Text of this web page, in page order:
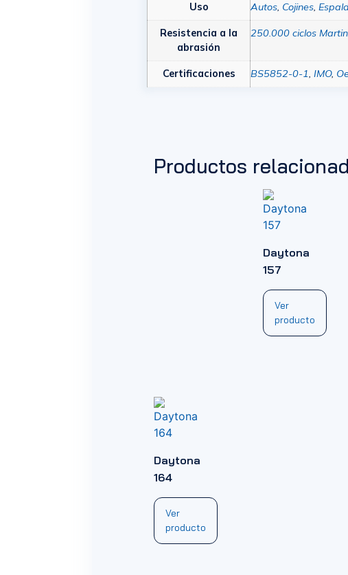
Uso Autos, Cojines,
Resistencia a la
abrasión
250.000 ciclos
Certificaciones BS5852-0-1,IMO,
Productos
Daytona
157
Ver
producto
Daytona
164
Ver
producto